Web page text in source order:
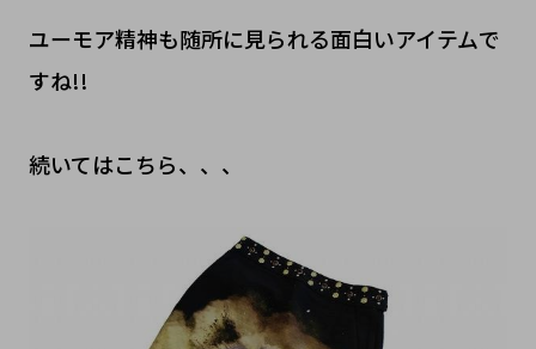
ユーモア精神も随所に見られる面白いアイテムで
すね!!
続いてはこちら、、、